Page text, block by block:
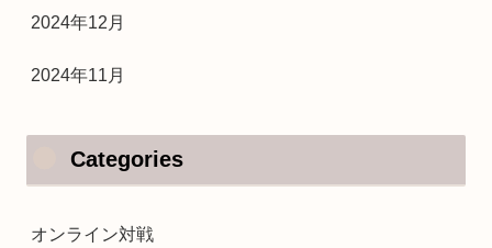
2024年12月
2024年11月
Categories
オンライン対戦